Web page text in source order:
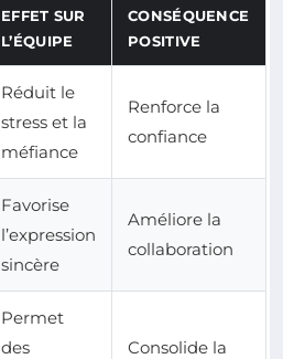
EFFET SUR
L’ÉQUIPE
CONSÉQUENCE
POSITIVE
Réduit le
stress et la
méfiance
Renforce la
confiance
Favorise
l’expression
sincère
Améliore la
collaboration
Permet
des
Consolide la